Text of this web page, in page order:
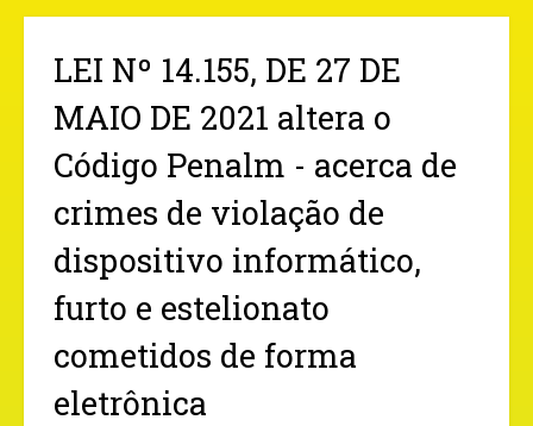
LEI Nº 14.155, DE 27 DE
MAIO DE 2021 altera o
Código Penalm - acerca de
crimes de violação de
dispositivo informático,
furto e estelionato
cometidos de forma
eletrônica